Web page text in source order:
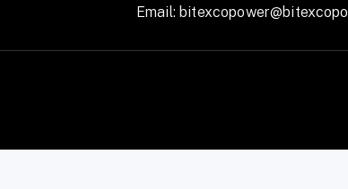
Email: